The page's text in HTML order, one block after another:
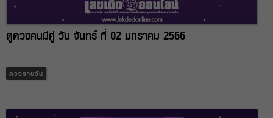
ดูดวงคนมีคู่ วัน จันทร์ ที่ 02 มกราคม 2566
ดวงรายวัน